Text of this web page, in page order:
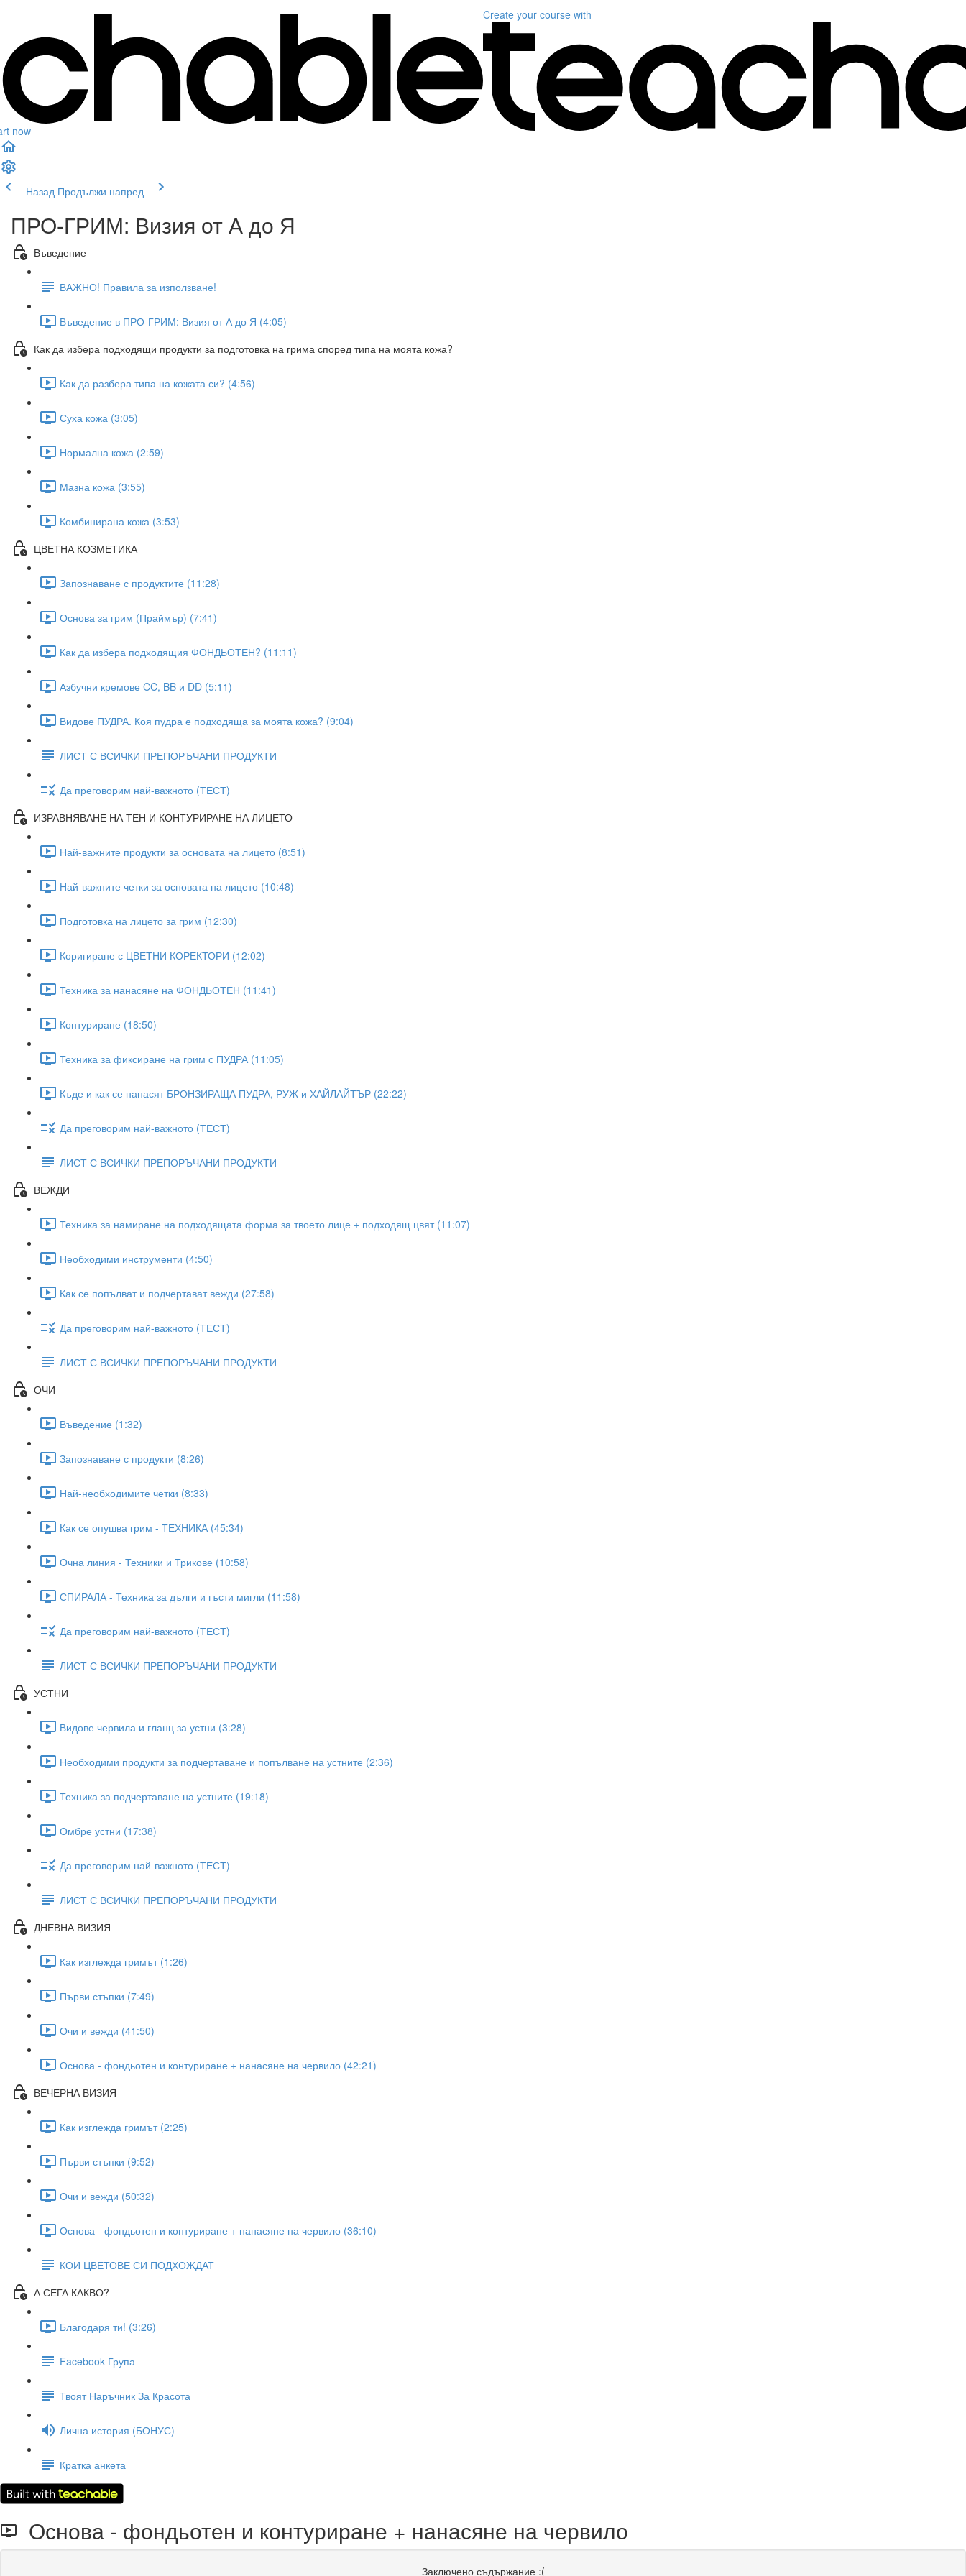
now
Create your course with
Назад Продължи напред
ПРО-ГРИМ: Визия от А до Я
Въведение
ВАЖНО! Правила за използване!
Въведение в ПРО-ГРИМ: Визия от А до Я (4:05)
Как да избера подходящи продукти за подготовка на грима според типа на моята кожа?
Как да разбера типа на кожата си? (4:56)
Суха кожа (3:05)
Нормална кожа (2:59)
Мазна кожа (3:55)
Комбинирана кожа (3:53)
ЦВЕТНА КОЗМЕТИКА
Запознаване с продуктите (11:28)
Основа за грим (Праймър) (7:41)
Как да избера подходящия ФОНДЬОТЕН? (11:11)
Азбучни кремове CC, BB и DD (5:11)
Видове ПУДРА. Коя пудра е подходяща за моята кожа? (9:04)
ЛИСТ С ВСИЧКИ ПРЕПОРЪЧАНИ ПРОДУКТИ
Да преговорим най-важното (ТЕСТ)
ИЗРАВНЯВАНЕ НА ТЕН И КОНТУРИРАНЕ НА ЛИЦЕТО
Най-важните продукти за основата на лицето (8:51)
Най-важните четки за основата на лицето (10:48)
Подготовка на лицето за грим (12:30)
Коригиране с ЦВЕТНИ КОРЕКТОРИ (12:02)
Техника за нанасяне на ФОНДЬОТЕН (11:41)
Контуриране (18:50)
Техника за фиксиране на грим с ПУДРА (11:05)
Къде и как се нанасят БРОНЗИРАЩА ПУДРА, РУЖ и ХАЙЛАЙТЪР (22:22)
Да преговорим най-важното (ТЕСТ)
ЛИСТ С ВСИЧКИ ПРЕПОРЪЧАНИ ПРОДУКТИ
ВЕЖДИ
Техника за намиране на подходящата форма за твоето лице + подходящ цвят (11:07)
Необходими инструменти (4:50)
Как се попълват и подчертават вежди (27:58)
Да преговорим най-важното (ТЕСТ)
ЛИСТ С ВСИЧКИ ПРЕПОРЪЧАНИ ПРОДУКТИ
ОЧИ
Въведение (1:32)
Запознаване с продукти (8:26)
Най-необходимите четки (8:33)
Как се опушва грим - ТЕХНИКА (45:34)
Очна линия - Техники и Трикове (10:58)
СПИРАЛА - Техника за дълги и гъсти мигли (11:58)
Да преговорим най-важното (ТЕСТ)
ЛИСТ С ВСИЧКИ ПРЕПОРЪЧАНИ ПРОДУКТИ
УСТНИ
Видове червила и гланц за устни (3:28)
Необходими продукти за подчертаване и попълване на устните (2:36)
Техника за подчертаване на устните (19:18)
Омбре устни (17:38)
Да преговорим най-важното (ТЕСТ)
ЛИСТ С ВСИЧКИ ПРЕПОРЪЧАНИ ПРОДУКТИ
ДНЕВНА ВИЗИЯ
Как изглежда гримът (1:26)
Първи стъпки (7:49)
Очи и вежди (41:50)
Основа - фондьотен и контуриране + нанасяне на червило (42:21)
ВЕЧЕРНА ВИЗИЯ
Как изглежда гримът (2:25)
Първи стъпки (9:52)
Очи и вежди (50:32)
Основа - фондьотен и контуриране + нанасяне на червило (36:10)
КОИ ЦВЕТОВЕ СИ ПОДХОЖДАТ
А СЕГА КАКВО?
Благодаря ти! (3:26)
Facebook Група
Твоят Наръчник За Красота
Лична история (БОНУС)
Кратка анкета
Основа - фондьотен и контуриране + нанасяне на червило
Заключено съдържание :(